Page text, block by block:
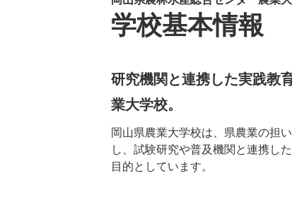
学校基本情報
研究機関と連携した実践教
業大学校。
岡山県農業大学校は、県農業の担
し、試験研究や普及機関と連携し
目的としています。